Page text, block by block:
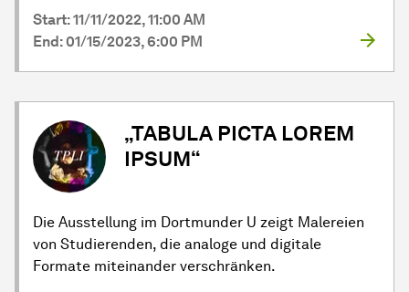
Start: 11/11/2022, 11:00 AM
End: 01/15/2023, 6:00 PM
„TABULA PICTA LOREM
IPSUM“
Die Ausstellung im Dortmunder U zeigt Malereien
von Studierenden, die analoge und digitale
Formate miteinander verschränken.